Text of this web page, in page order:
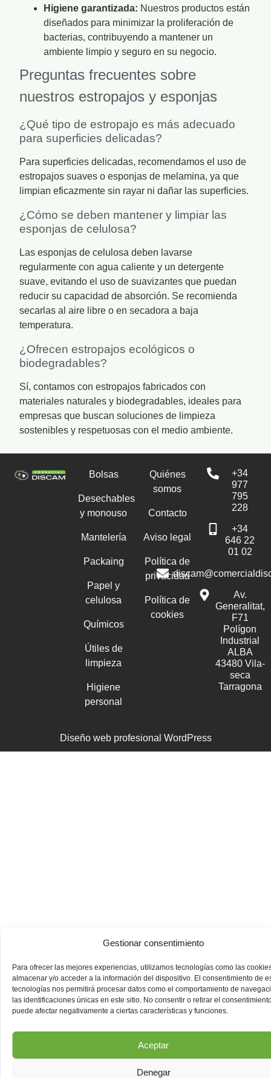
Gestionar consentimiento
Para ofrecer las mejores experiencias, utilizamos tecnologías como las
almacenar y/o acceder a la información del dispositivo. El consentimiento de
tecnologías nos permitirá procesar datos como el comportamiento de
las identificaciones únicas en este sitio. No consentir o retirar el
puede afectar negativamente a ciertas características y funciones.
Aceptar
Denegar
Higiene garantizada: Nuestros productos están
diseñados para minimizar la proliferación de
bacterias, contribuyendo a mantener un
ambiente limpio y seguro en su negocio.
Preguntas frecuentes sobre
nuestros estropajos y esponjas
¿Qué tipo de estropajo es más adecuado
para superficies delicadas?
Para superficies delicadas, recomendamos el uso de
estropajos suaves o esponjas de melamina, ya que
limpian eficazmente sin rayar ni dañar las superficies.
¿Cómo se deben mantener y limpiar las
esponjas de celulosa?
Las esponjas de celulosa deben lavarse
regularmente con agua caliente y un detergente
suave, evitando el uso de suavizantes que puedan
reducir su capacidad de absorción. Se recomienda
secarlas al aire libre o en secadora a baja
temperatura.
¿Ofrecen estropajos ecológicos o
biodegradables?
Sí, contamos con estropajos fabricados con
materiales naturales y biodegradables, ideales para
empresas que buscan soluciones de limpieza
sostenibles y respetuosas con el medio ambiente.
Bolsas
Desechables
y monouso
Mantelería
Packaing
Papel y
celulosa
Químicos
Útiles de
limpieza
Higiene
personal
Quiénes
somos
Contacto
Aviso legal
Política de
privacidad
Política de
cookies
+34
977
795
228
+34
646 22
01 02
Av.
Generalitat,
F71
Polígon
Industrial
ALBA
43480 Vila-
seca
Tarragona
Diseño web profesional WordPress